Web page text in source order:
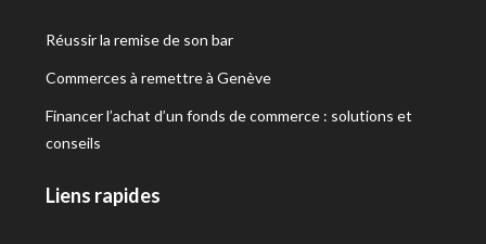
Réussir la remise de son bar
Commerces à remettre à Genève
Financer l’achat d’un fonds de commerce : solutions et
conseils
Liens rapides